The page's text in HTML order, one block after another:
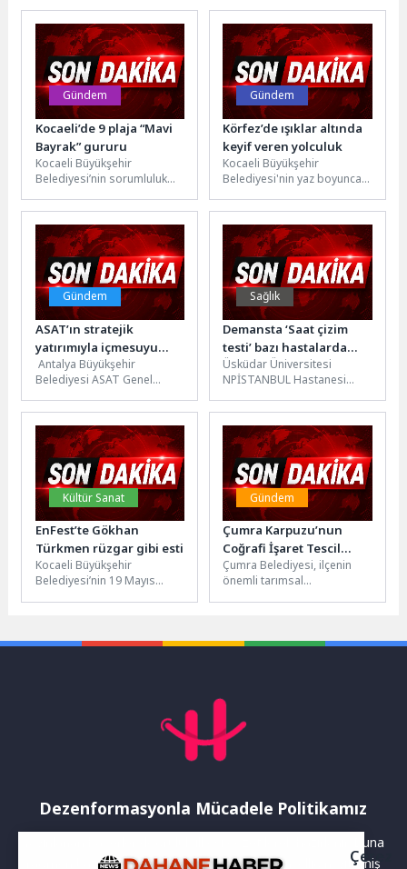
Baturalp’in yazıp
yönettiği “İtfaiyecinin
Sırrı” adlı yeni çocuk
oyununu seyirciyle
buluşturuyor.İstanbul...
kıraathanede vatandaşlarla
bir araya gelip...
Gündem
Kocaeli’de 9 plaja “Mavi
Bayrak” gururu
Kocaeli Büyükşehir
Belediyesi’nin sorumluluk
9 plajı bu yıl da “Mavi
Bayrak”...
Gündem
Körfez’de ışıklar altında
keyif veren yolculuk
Kocaeli Büyükşehir
Belediyesi'nin yaz boyunca
Mehtap Turları, İzmit
Körfezi'nin eşsiz
manzarasında
vatandaşlara...
Gündem
ASAT’ın stratejik
yatırımıyla içmesuyu
altyapısı güçleniyor
Antalya Büyükşehir
Belediyesi ASAT Genel
hayata geçirilen Kuzey
Antalya İçmesuyu Tesisi
İnşaatı Projesi’nde...
Sağlık
Demansta ‘Saat çizim
testi’ bazı hastalarda
bozulmaları
yakalayabiliyor!
Üsküdar Üniversitesi
NPİSTANBUL Hastanesi
Birincioğlu, demansın erken
tanısında nöropsikolojik
testlerin ve bilişsel...
Kültür Sanat
EnFest’te Gökhan
Türkmen rüzgar gibi esti
Kocaeli Büyükşehir
Belediyesi’nin 19 Mayıs
Gündem
Çumra Karpuzu’nun
Coğrafi İşaret Tescil
Süreci Başlıyor
Çumra Belediyesi, ilçenin
önemli tarımsal
amacıyla önemli...
Dezenformasyonla Mücadele Politikamız
Yayınlanan haberler doğruluk ilkesi gözetilerek hazırlanır. Buna
rağmen bazı içeriklerde eksik, hatalı veya güncelliğini yitirmiş
Çerez